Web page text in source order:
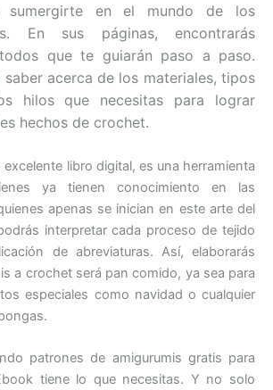
sumergirte en el mundo de los
En sus páginas, encontrarás
que te guiarán paso a paso.
saber acerca de los materiales, tipos
hilos que necesitas para lograr
hechos de crochet.
libro digital, es una herramienta
ya tienen conocimiento en las
apenas se inician en este arte del
interpretar cada proceso de tejido
de abreviaturas. Así, elaborarás
a crochet será pan comido, ya sea para
especiales como navidad o cualquier
patrones de amigurumis gratis para
tiene lo que necesitas. Y no solo